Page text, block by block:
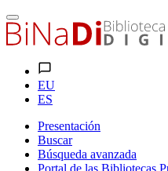
EU
ES
Presentación
Buscar
Búsqueda avanzada
Portal de las Bibliotecas